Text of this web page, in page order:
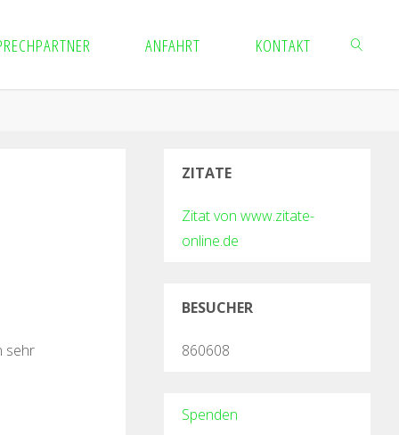
ANFAHRT KONTAKT
sehr
ZITATE
Zitat von www.zitate-
online.de
BESUCHER
860608
Spenden